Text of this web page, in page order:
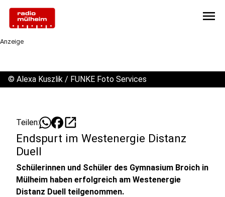
menu
Anzeige
© Alexa Kuszlik / FUNKE Foto Services
Teilen: open_in_new
Endspurt im Westenergie Distanz
Duell
Schülerinnen und Schüler des Gymnasium Broich in
Mülheim haben erfolgreich am Westenergie
Distanz Duell teilgenommen.